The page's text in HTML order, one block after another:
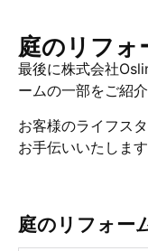
庭のリフォ
最後に株式会社
ームの一部をご紹介
お客様のライフス
お手伝いいたします
庭のリフォ